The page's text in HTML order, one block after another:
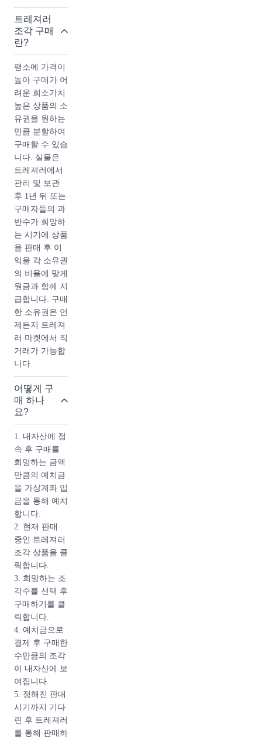
에 샤넬 컬렉터
나 패션 애호가
들 사이에서 인
기가 높아, 한
정판으로 제작
된 제품은 시간
이 지나도 가치
가 유지되거나
상승하기도 합
니다. 샤넬에서
스테디하게 매
시즌마다 나오
는 제품 (클래
식 플랩백, 보
이백, 코코핸들
등.) 제외한 다
른 상품들을 시
즌백이라고 부
르기도 합니다.
샤넬 시즌백
과 스테디백
의 차이
디자인 : 시즌
백은 매 시즌마
다 다양한 디자
인이 출시되며,
그해의 트렌드
를 반영합니다.
반면, 스테디백
은 클래식한 디
자인으로 오랫
지하고 있습니
다.
한정성 : 시즌
백은 한정판으
로 제작되기 때
문에 제품 수량
이 제한적이지
만 그에 비해
스테디백은 매
시즌마다 생산
되기 때문에 수
요에 따라 구매
할 수 있습니
다.
가격 : 시즌백
은 한정판으로
제작되기 때문
에 가격이나 가
치가 변동적입
니다.
트레져러
조각 구매
란?
평소에 가격이
높아 구매가 어
려운 희소가치
높은 상품의 소
유권을 원하는
만큼 분할하여
구매할 수 있습
니다. 실물은
트레져러에서
관리 및 보관
후 1년 뒤 또는
구매자들의 과
반수가 희망하
는 시기에 상품
을 판매 후 이
익을 각 소유권
의 비율에 맞게
원금과 함께 지
급합니다. 구매
한 소유권은 언
제든지 트레져
러 마켓에서 직
거래가 가능합
니다.
어떻게 구
매 하나
요?
1. 내자산에 접
속 후 구매를
희망하는 금액
만큼의 예치금
을 가상계좌 입
금을 통해 예치
합니다.
2. 현재 판매
중인 트레져러
조각 상품을 클
릭합니다.
3. 희망하는 조
각수를 선택 후
구매하기를 클
릭합니다.
4. 예치금으로
결제 후 구매한
수만큼의 조각
이 내자산에 보
여집니다.
5. 정해진 판매
시기까지 기다
린 후 트레져러
를 통해 판매하